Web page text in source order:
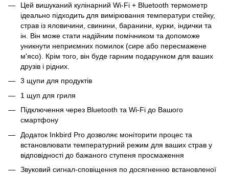
Цей вишуканий кулінарний Wi-Fi + Bluetooth термометр
ідеально підходить для вимірювання температури стейку,
страв із яловичини, свинини, баранини, курки, індички та
ін. Він може стати надійним помічником та допоможе
уникнути неприємних помилок (сире або пересмажене
м'ясо). Крім того, він буде гарним подарунком для ваших
друзів і рідних.
3 щупи для продуктів
1 щуп для гриля
Підключення через Bluetooth та Wi-Fi до Вашого
смартфону
Додаток Inkbird Pro дозволяє моніторити процес та
встановлювати температурний режим для ваших страв у
відповідності до бажаного ступеня просмаження
Звуковий сигнал-сповіщення по досягненню встановленої